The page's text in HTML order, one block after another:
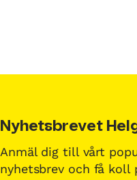
Nyhetsbrevet
Anmäl dig till vårt
nyhetsbrev och få koll